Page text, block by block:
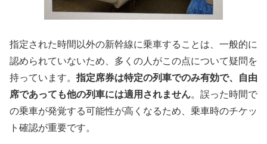
指定された時間以外の新幹線に乗車することは、一般的に
認められていないため、多くの人がこの点について疑問を
持っています。 指定席券は特定の列車でのみ有効で、自由
席であっても他の列車には適用されません。誤った時間で
の乗車が発覚する可能性が高くなるため、乗車時のチケッ
ト確認が重要です。